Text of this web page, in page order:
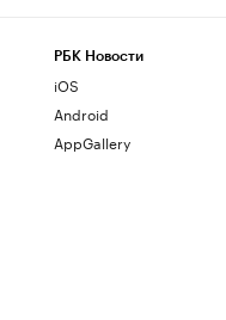
РБК Новости
iOS
Android
AppGallery